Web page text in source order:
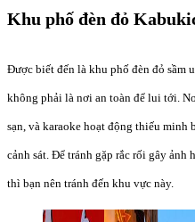
Khu phố đèn đỏ
Được biết đến là khu phố đèn đỏ sầm
không phải là nơi an toàn để lui tới.
sạn, và karaoke hoạt động thiếu minh
cảnh sát. Để tránh gặp rắc rối gây
thì bạn nên tránh đến khu vực này.